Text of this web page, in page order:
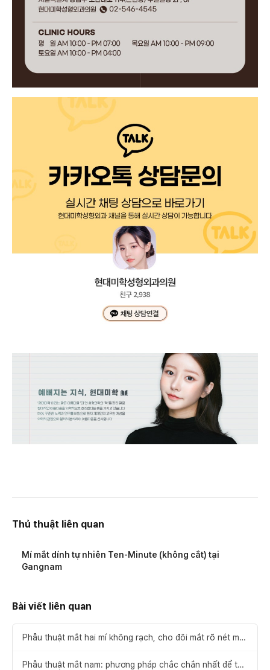
Thủ thuật liên quan
Mí mắt dính tự nhiên Ten-Minute (không cắt) tại
Gangnam
Bài viết liên quan
Phẫu thuật mắt hai mí không rạch, cho đôi mắt rõ nét mà
Phẫu thuật mắt nam: phương pháp chắc chắn nhất để tạo